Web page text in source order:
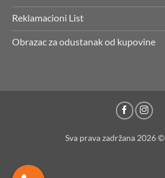
Reklamacioni List
Obrazac za odustanak od kupovine
Sva prava zadržana 2026 ©